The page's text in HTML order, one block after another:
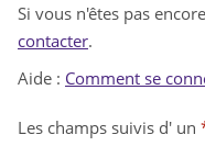
n
Si vous n'êtes pas
contacter.
Aide : Comment se
Les champs suivis d' un